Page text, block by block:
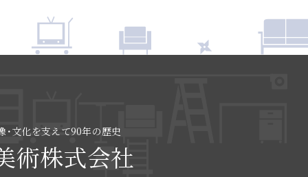
･文化を支えて90年の歴史
術株式会社